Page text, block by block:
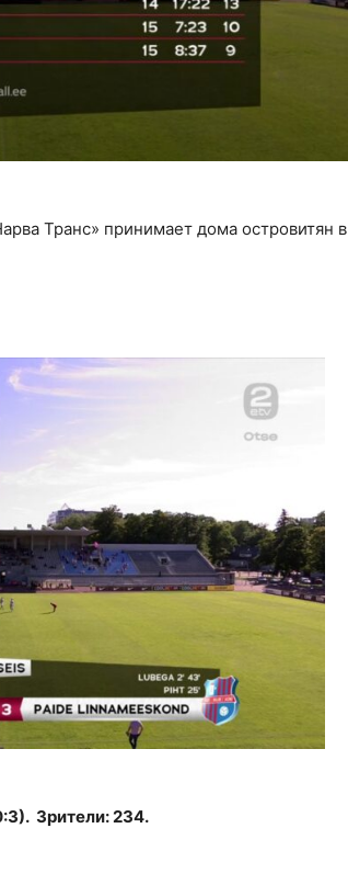
Транс» принимает дома островитян в
Зрители: 234.